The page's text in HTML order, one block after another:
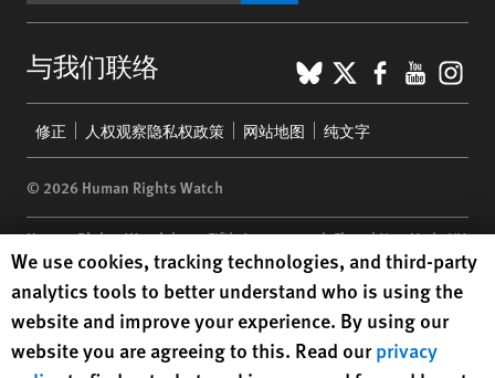
与我们联络 BlueSky
X
menu
修正 人权观察隐私权政策 网站地图 纯文字
© 2026 Human Rights Watch
Human Rights Watch| 350 Fifth Avenue, 34th Floor | New York,NY
10118-3299USA|t 1.212.290.4700
Human Rights Watchis a 501(C)(3) nonprofit registered in the US
under EIN: 13-2875808
Human Rights Watch cookie preferences
We use cookies, tracking technologies, and third-party
analytics tools to better understand who is using the
website and improve your experience. By using our
website you are agreeing to this. Read ourprivacy